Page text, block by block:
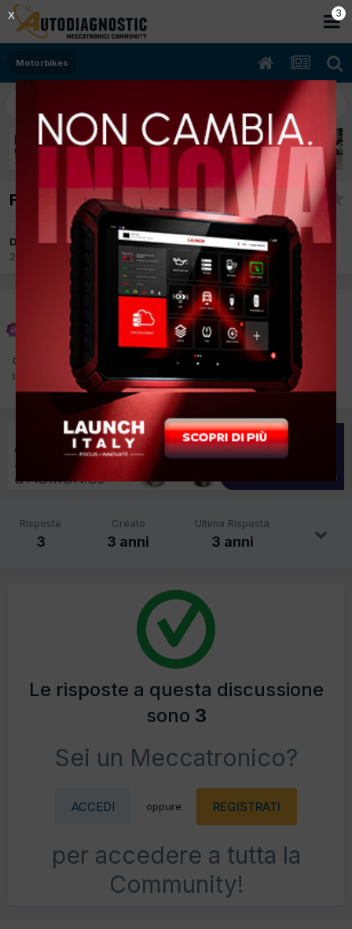
Motorbikes
Fantic 400A del 1983
Da ragazzo75
28 Aprile 2023
Motorbikes
ragazzo75
Inviato 28 Aprile 2023
Ciao, mio nipote sta sistemando questa moto, sta cercando
libretto manutenzione e schema elettrico.
Risposte
3
Creato
3 anni
Ultima Risposta
3 anni
Le risposte a questa discussione
sono 3
Sei un Meccatronico?
ACCEDI oppure REGISTRATI
per accedere a tutta la
Community!
2
X